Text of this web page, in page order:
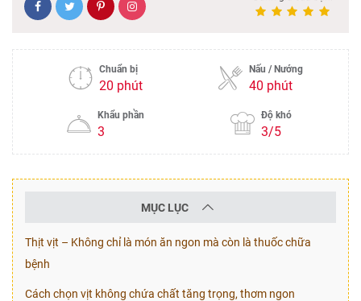
Chuẩn bị
20 phút
Nấu / Nướng
40 phút
Khẩu phần
3
Độ khó
3/5
MỤC LỤC
Thịt vịt – Không chỉ là món ăn ngon mà còn là thuốc chữa
bệnh
Cách chọn vịt không chứa chất tăng trọng, thơm ngon